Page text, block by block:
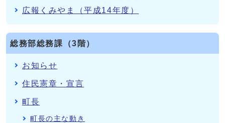
広報くみやま（平成14年度）
総務部総務課（3階）
お知らせ
住民憲章・宣言
町長
町長の主な動き